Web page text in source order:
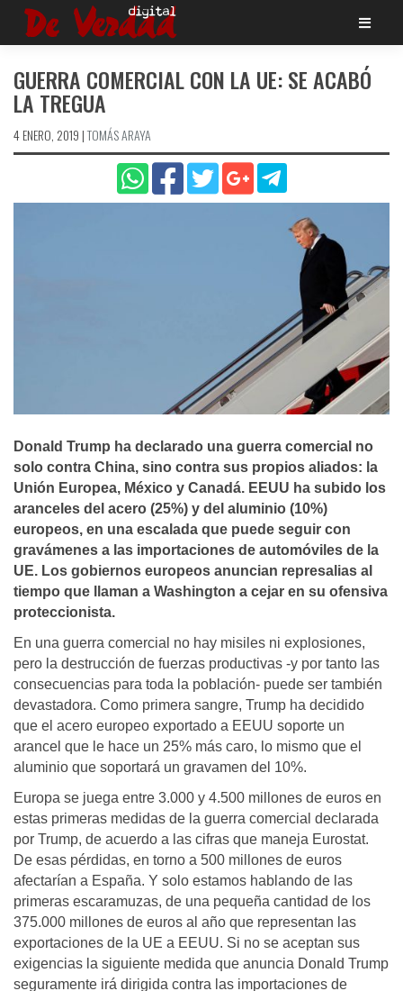
Saltar
GUERRA COMERCIAL CON LA UE: SE ACABÓ
LA TREGUA
4 ENERO, 2019 |TOMÁS ARAYA
Donald Trump ha declarado una guerra comercial no
solo contra China, sino contra sus propios aliados: la
Unión Europea, México y Canadá. EEUU ha subido los
aranceles del acero (25%) y del aluminio (10%)
europeos, en una escalada que puede seguir con
gravámenes a las importaciones de automóviles de la
UE. Los gobiernos europeos anuncian represalias al
tiempo que llaman a Washington a cejar en su ofensiva
proteccionista.
En una guerra comercial no hay misiles ni explosiones,
pero la destrucción de fuerzas productivas -y por tanto las
consecuencias para toda la población- puede ser también
devastadora. Como primera sangre, Trump ha decidido
que el acero europeo exportado a EEUU soporte un
arancel que le hace un 25% más caro, lo mismo que el
aluminio que soportará un gravamen del 10%.
Europa se juega entre 3.000 y 4.500 millones de euros en
estas primeras medidas de la guerra comercial declarada
por Trump, de acuerdo a las cifras que maneja Eurostat.
De esas pérdidas, en torno a 500 millones de euros
afectarían a España. Y solo estamos hablando de las
primeras escaramuzas, de una pequeña cantidad de los
375.000 millones de euros al año que representan las
exportaciones de la UE a EEUU. Si no se aceptan sus
exigencias la siguiente medida que anuncia Donald Trump
seguramente irá dirigida contra las importaciones de